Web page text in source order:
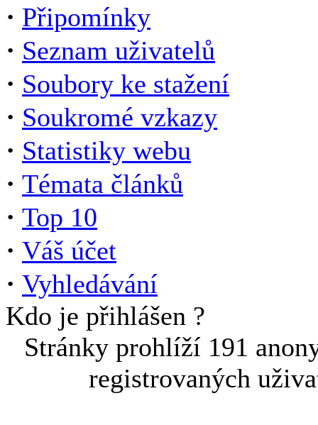
· Připomínky
· Seznam uživatelů
· Soubory ke stažení
· Soukromé vzkazy
· Statistiky webu
· Témata článků
· Top 10
· Váš účet
· Vyhledávání
Kdo je přihlášen ?
Stránky prohlíží 191
registrovaných